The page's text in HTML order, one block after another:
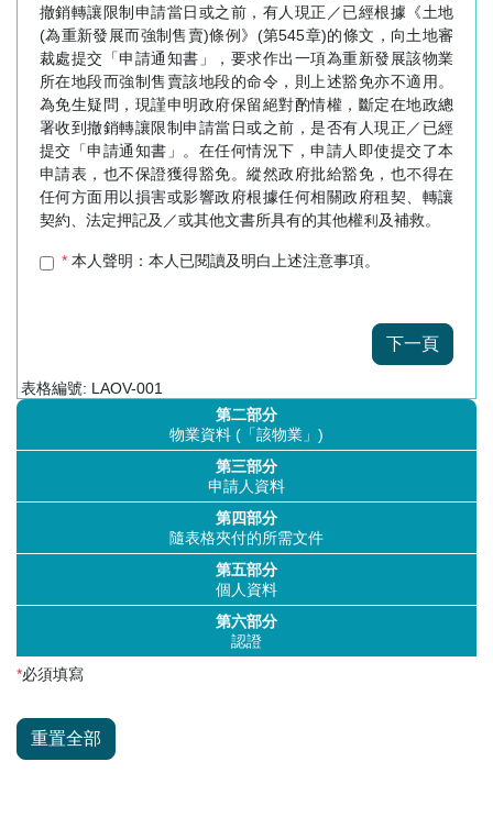
撤銷轉讓限制申請當日或之前，有人現正／已經根據《土地
(為重新發展而強制售賣)條例》(第545章)的條文，向土地審
裁處提交「申請通知書」，要求作出一項為重新發展該物業
所在地段而強制售賣該地段的命令，則上述豁免亦不適用。
為免生疑問，現謹申明政府保留絕對酌情權，斷定在地政總
署收到撤銷轉讓限制申請當日或之前，是否有人現正／已經
提交「申請通知書」。在任何情況下，申請人即使提交了本
申請表，也不保證獲得豁免。縱然政府批給豁免，也不得在
任何方面用以損害或影響政府根據任何相關政府租契、轉讓
契約、法定押記及／或其他文書所具有的其他權利及補救。
* 本人聲明：本人已閱讀及明白上述注意事項。
下一頁
表格編號: LAOV-001
第二部分
物業資料 (「該物業」)
第三部分
申請人資料
第四部分
隨表格夾付的所需文件
第五部分
個人資料
第六部分
認證
*必須填寫
重置全部